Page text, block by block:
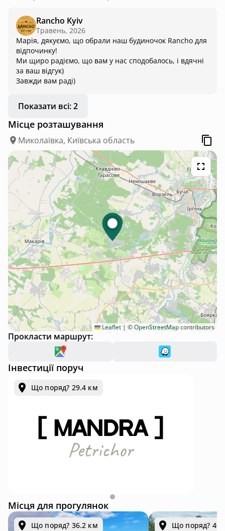
Rancho Kyiv
Травень, 2026
Марія, дякуємо, що обрали наш будиночок Rancho для
відпочинку!
Ми щиро радіємо, що вам у нас сподобалось, і вдячні
за ваш відгук)
Завжди вам раді)
Показати всі: 2
Місце розташування
Миколаївка, Київська область
Leaflet | ©OpenStreetMapcontributors
Прокласти маршрут:
Інвестиції поруч
Що поряд? 29.4 км
Місця для прогулянок
Що поряд? 36.2 км Що поряд?